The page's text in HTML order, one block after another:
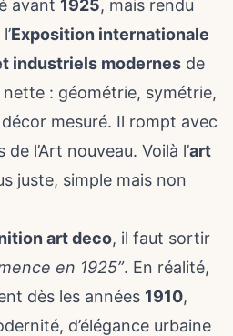
avant 1925, mais rendu
Exposition internationale
industriels modernes de
nette : géométrie, symétrie,
mesuré. Il rompt avec
l’Art nouveau. Voilà l’art
juste, simple mais non
art deco, il faut sortir
en 1925”. En réalité,
dès les années 1910,
d’élégance urbaine